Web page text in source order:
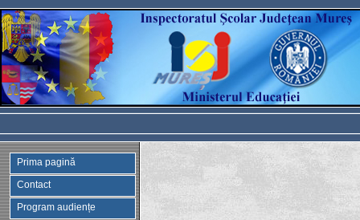
Prima pagină
Contact
Program audiențe